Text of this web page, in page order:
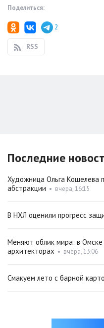
Поделиться:
2
RSS
Последние
Художница Ольга Кошелева
абстракции • вчера, 16:15
В НХЛ оценили прогресс
Меняют облик мира: в
архитекторах • вчера, 13:06
Смакуем лето с барной